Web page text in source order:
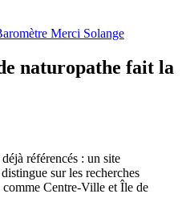
Merci Solange
naturopathe fait la
référencés : un site
sur les recherches
comme Centre-Ville et Île de